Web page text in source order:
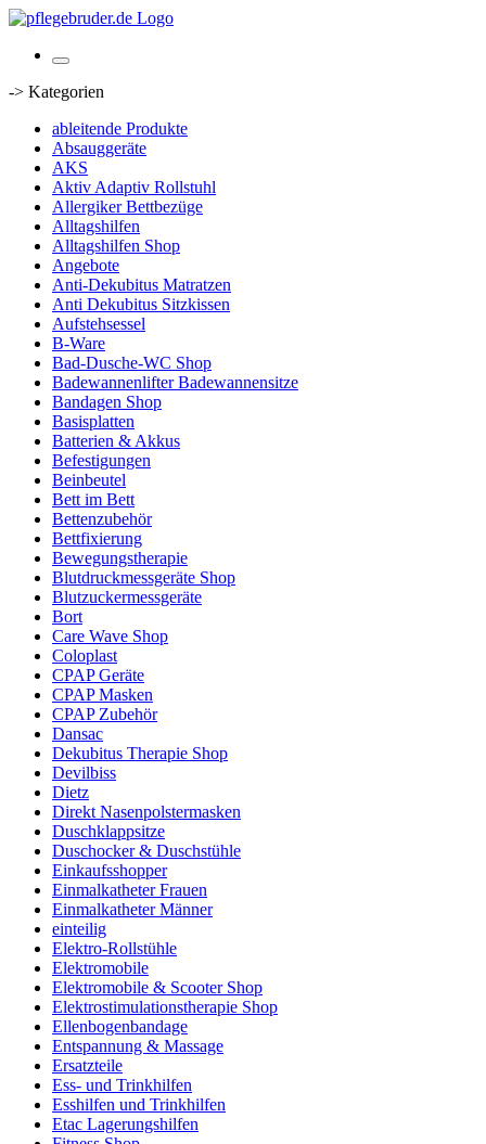
-> Kategorien
ableitende Produkte
Absauggeräte
AKS
Aktiv Adaptiv Rollstuhl
Allergiker Bettbezüge
Alltagshilfen
Alltagshilfen Shop
Angebote
Anti-Dekubitus Matratzen
Anti Dekubitus Sitzkissen
Aufstehsessel
B-Ware
Bad-Dusche-WC Shop
Badewannenlifter Badewannensitze
Bandagen Shop
Basisplatten
Batterien & Akkus
Befestigungen
Beinbeutel
Bett im Bett
Bettenzubehör
Bettfixierung
Bewegungstherapie
Blutdruckmessgeräte Shop
Blutzuckermessgeräte
Bort
Care Wave Shop
Coloplast
CPAP Geräte
CPAP Masken
CPAP Zubehör
Dansac
Dekubitus Therapie Shop
Devilbiss
Dietz
Direkt Nasenpolstermasken
Duschklappsitze
Duschocker & Duschstühle
Einkaufsshopper
Einmalkatheter Frauen
Einmalkatheter Männer
einteilig
Elektro-Rollstühle
Elektromobile
Elektromobile & Scooter Shop
Elektrostimulationstherapie Shop
Ellenbogenbandage
Entspannung & Massage
Ersatzteile
Ess- und Trinkhilfen
Esshilfen und Trinkhilfen
Etac Lagerungshilfen